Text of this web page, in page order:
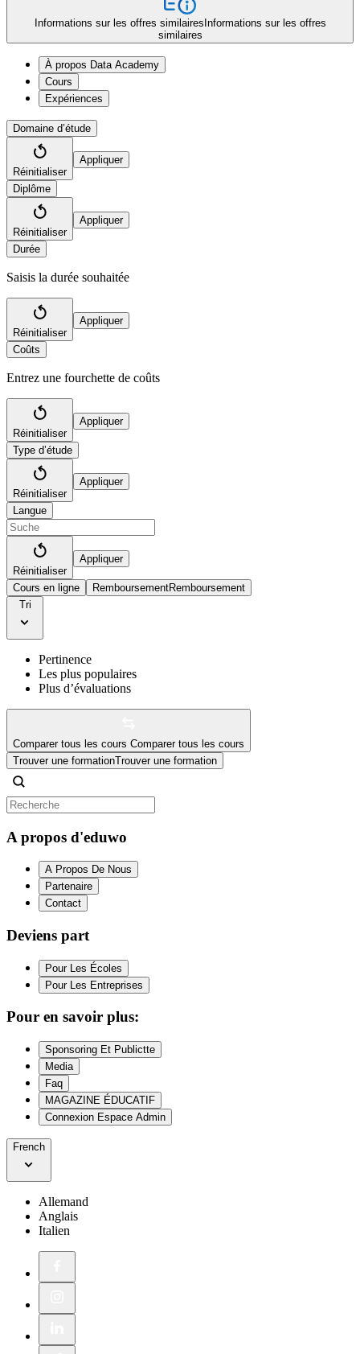
Informations sur les offres similaires Informations sur les offres
similaires
À propos Data Academy
Cours
Expériences
Domaine d’étude
Réinitialiser
Appliquer
Diplôme
Réinitialiser
Appliquer
Durée
Saisis la durée souhaitée
Réinitialiser
Appliquer
Coûts
Entrez une fourchette de coûts
Réinitialiser
Appliquer
Type d’étude
Réinitialiser
Appliquer
Langue
Réinitialiser
Appliquer
Cours en ligne RemboursementRemboursement
Tri
Pertinence
Les plus populaires
Plus d’évaluations
Comparer tous les cours Comparer tous les cours
Trouver une formationTrouver une formation
A propos d'eduwo
A Propos De Nous
Partenaire
Contact
Deviens part
Pour Les Écoles
Pour Les Entreprises
Pour en savoir plus:
Sponsoring Et Publictte
Media
Faq
MAGAZINE ÉDUCATIF
Connexion Espace Admin
French
Allemand
Anglais
Italien